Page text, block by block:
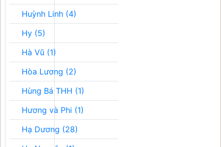
Huỳnh Linh (4)
Hy (5)
Hà Vũ (1)
Hòa Lương (2)
Hùng Bá THH (1)
Hương và Phi (1)
Hạ Dương (28)